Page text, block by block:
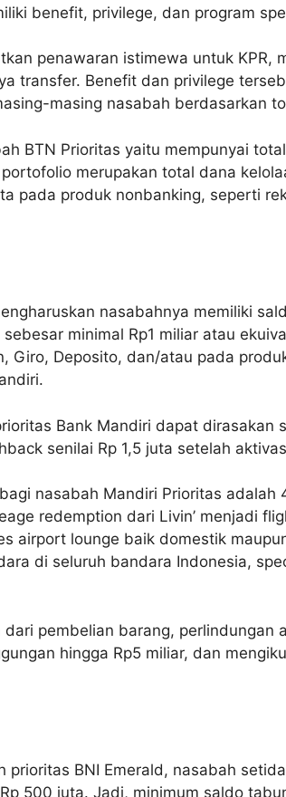
benefit, privilege, dan program
penawaran istimewa untuk KPR,
transfer. Benefit dan privilege
masing nasabah berdasarkan
BTN Prioritas yaitu mempunyai
merupakan total dana
pada produk nonbanking, seperti
nasabahnya memiliki
minimal Rp1 miliar atau
Giro, Deposito, dan/atau pada
Bank Mandiri dapat dirasakan
senilai Rp 1,5 juta setelah
nasabah Mandiri Prioritas adalah
redemption dari Livin’ menjadi
airport lounge baik domestik
di seluruh bandara Indonesia,
pembelian barang, perlindungan
hingga Rp5 miliar, dan
prioritas BNI Emerald, nasabah
500 juta. Jadi, minimum saldo